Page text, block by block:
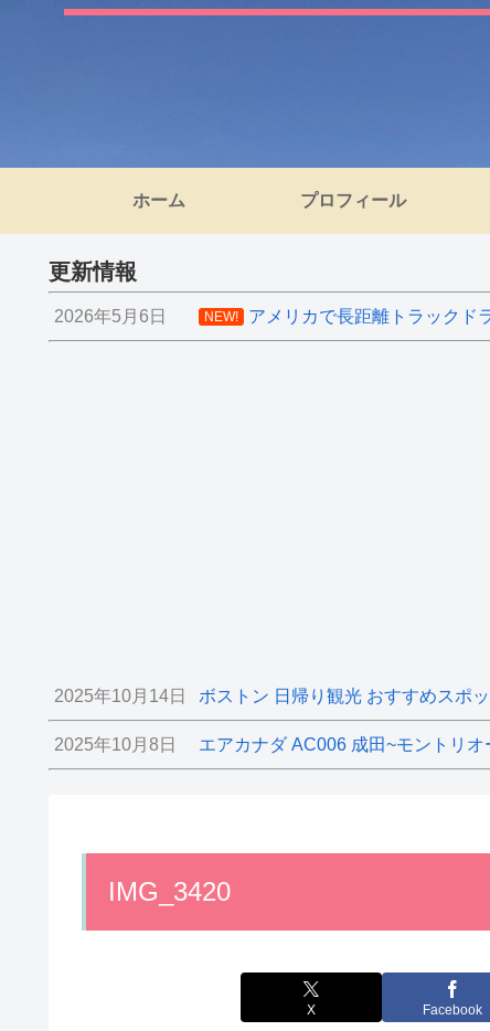
ホーム プロフィール
更新情報
2026年5月6日 NEW! アメリカで長距離トラックド
2025年10月14日 ボストン 日帰り観光 おすすめスポッ
2025年10月8日 エアカナダ AC006 成田~モントリオ
IMG_3420
X Facebook